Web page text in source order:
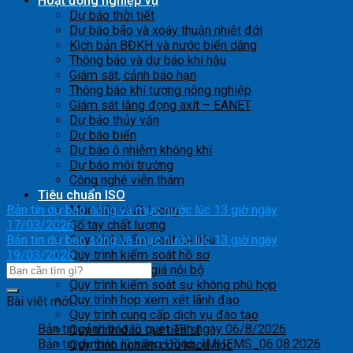
Dự báo thời tiết
Dự báo bão và xoáy thuận nhiệt đới
Kịch bản BĐKH và nước biển dâng
Thông báo và dự báo khí hậu
Giám sát, cảnh báo hạn
Thông báo khí tượng nông nghiệp
Giám sát lắng đọng axít – EANET
Dự báo thủy văn
Dự báo biển
Dự báo ô nhiễm không khí
Dự báo môi trường
Công nghệ viễn thám
Tiêu chuẩn ISO
Mục tiêu chất lượng
Sổ tay chất lượng
Quy trình kiểm soát tài liệu
Quy trình kiểm soát hồ sơ
Quy trình đánh giá nội bộ
Quy trình kiểm soát sự không phù hợp
Quy trình họp xem xét lãnh đạo
Quy trình cung cấp dịch vụ đào tạo
Quy trình đào tạo tiến sĩ
Quy trình nghiên cứu khoa học
Bản tin dự báo sóng và mực nước lúc 13 giờ ngày
17/03/2026
Bản tin dự báo sóng và mực nước lúc 13 giờ ngày
19/03/2026
Bài viết mới
Bản tin cảnh báo lũ quét 19h ngày 06/8/2026
Bản tin dự báo lũ sông Hồng_IMHEMS_06.08.2026